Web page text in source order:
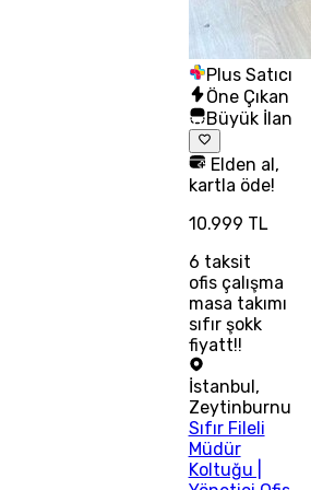
Plus Satıcı
Öne Çıkan
Büyük İlan
Elden al,
kartla öde!
10.999 TL
6 taksit
ofis çalışma
masa takımı
sıfır şokk
fiyatt!!
İstanbul,
Zeytinburnu
Sıfır Fileli
Müdür
Koltuğu |